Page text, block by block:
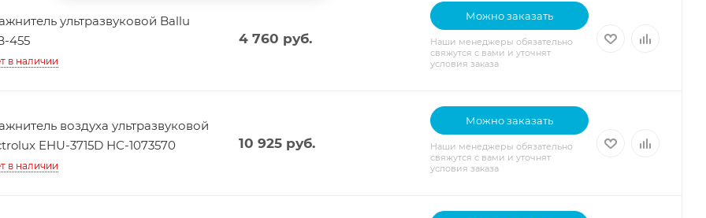
ультразвуковой Ballu
455
в наличии
4 760 руб.
Можно заказать
Наши менеджеры обязательно
свяжутся с вами и уточнят
условия заказа
воздуха ультразвуковой
EHU-3715D НС-1073570
в наличии
10 925руб.
Можно заказать
Наши менеджеры обязательно
свяжутся с вами и уточнят
условия заказа